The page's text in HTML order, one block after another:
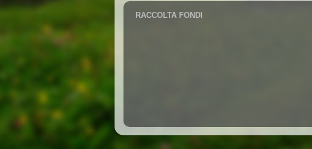
RACCOLTA FONDI